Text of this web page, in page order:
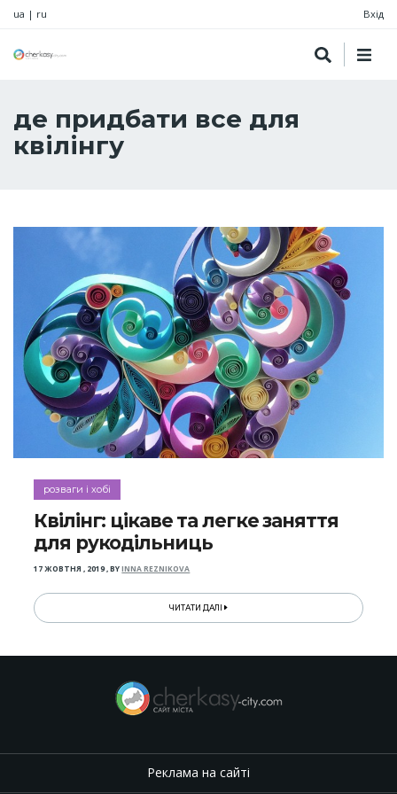
ua | ru Вхід
де придбати все для
квілінгу
розваги і хобі
Квілінг: цікаве та легке заняття
для рукодільниць
17 ЖОВТНЯ , 2019,BYINNA REZNIKOVA
ЧИТАТИ ДАЛІ
Реклама на сайті